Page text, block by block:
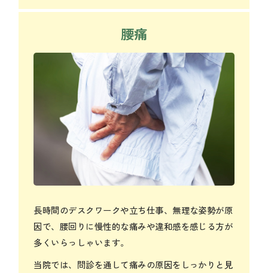
腰痛
長時間のデスクワークや立ち仕事、無理な姿勢が原
因で、腰回りに慢性的な痛みや違和感を感じる方が
多くいらっしゃいます。
当院では、問診を通して痛みの原因をしっかりと見